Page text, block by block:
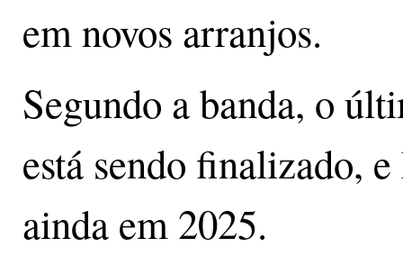
em novos arranjos.
Segundo a banda, o
está sendo finalizado,
ainda em 2025.